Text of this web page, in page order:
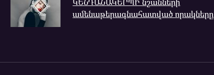
ամենաթերագնահատված որակները